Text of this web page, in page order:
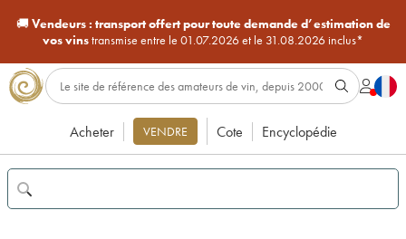
🚚Vendeurs : transport offert pour toute demande d’estimation de
vos vinstransmise entre le 01.07.2026 et le 31.08.2026 inclus*
Acheter VENDRE Cote Encyclopédie